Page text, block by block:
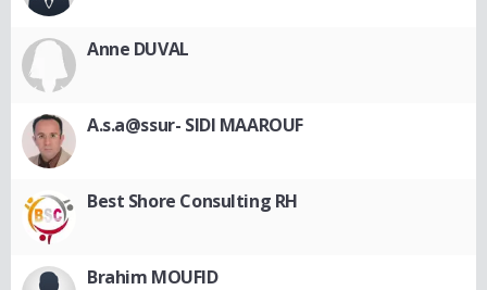
Anne DUVAL
A.s.a@ssur- SIDI MAAROUF
Best Shore Consulting RH
Brahim MOUFID